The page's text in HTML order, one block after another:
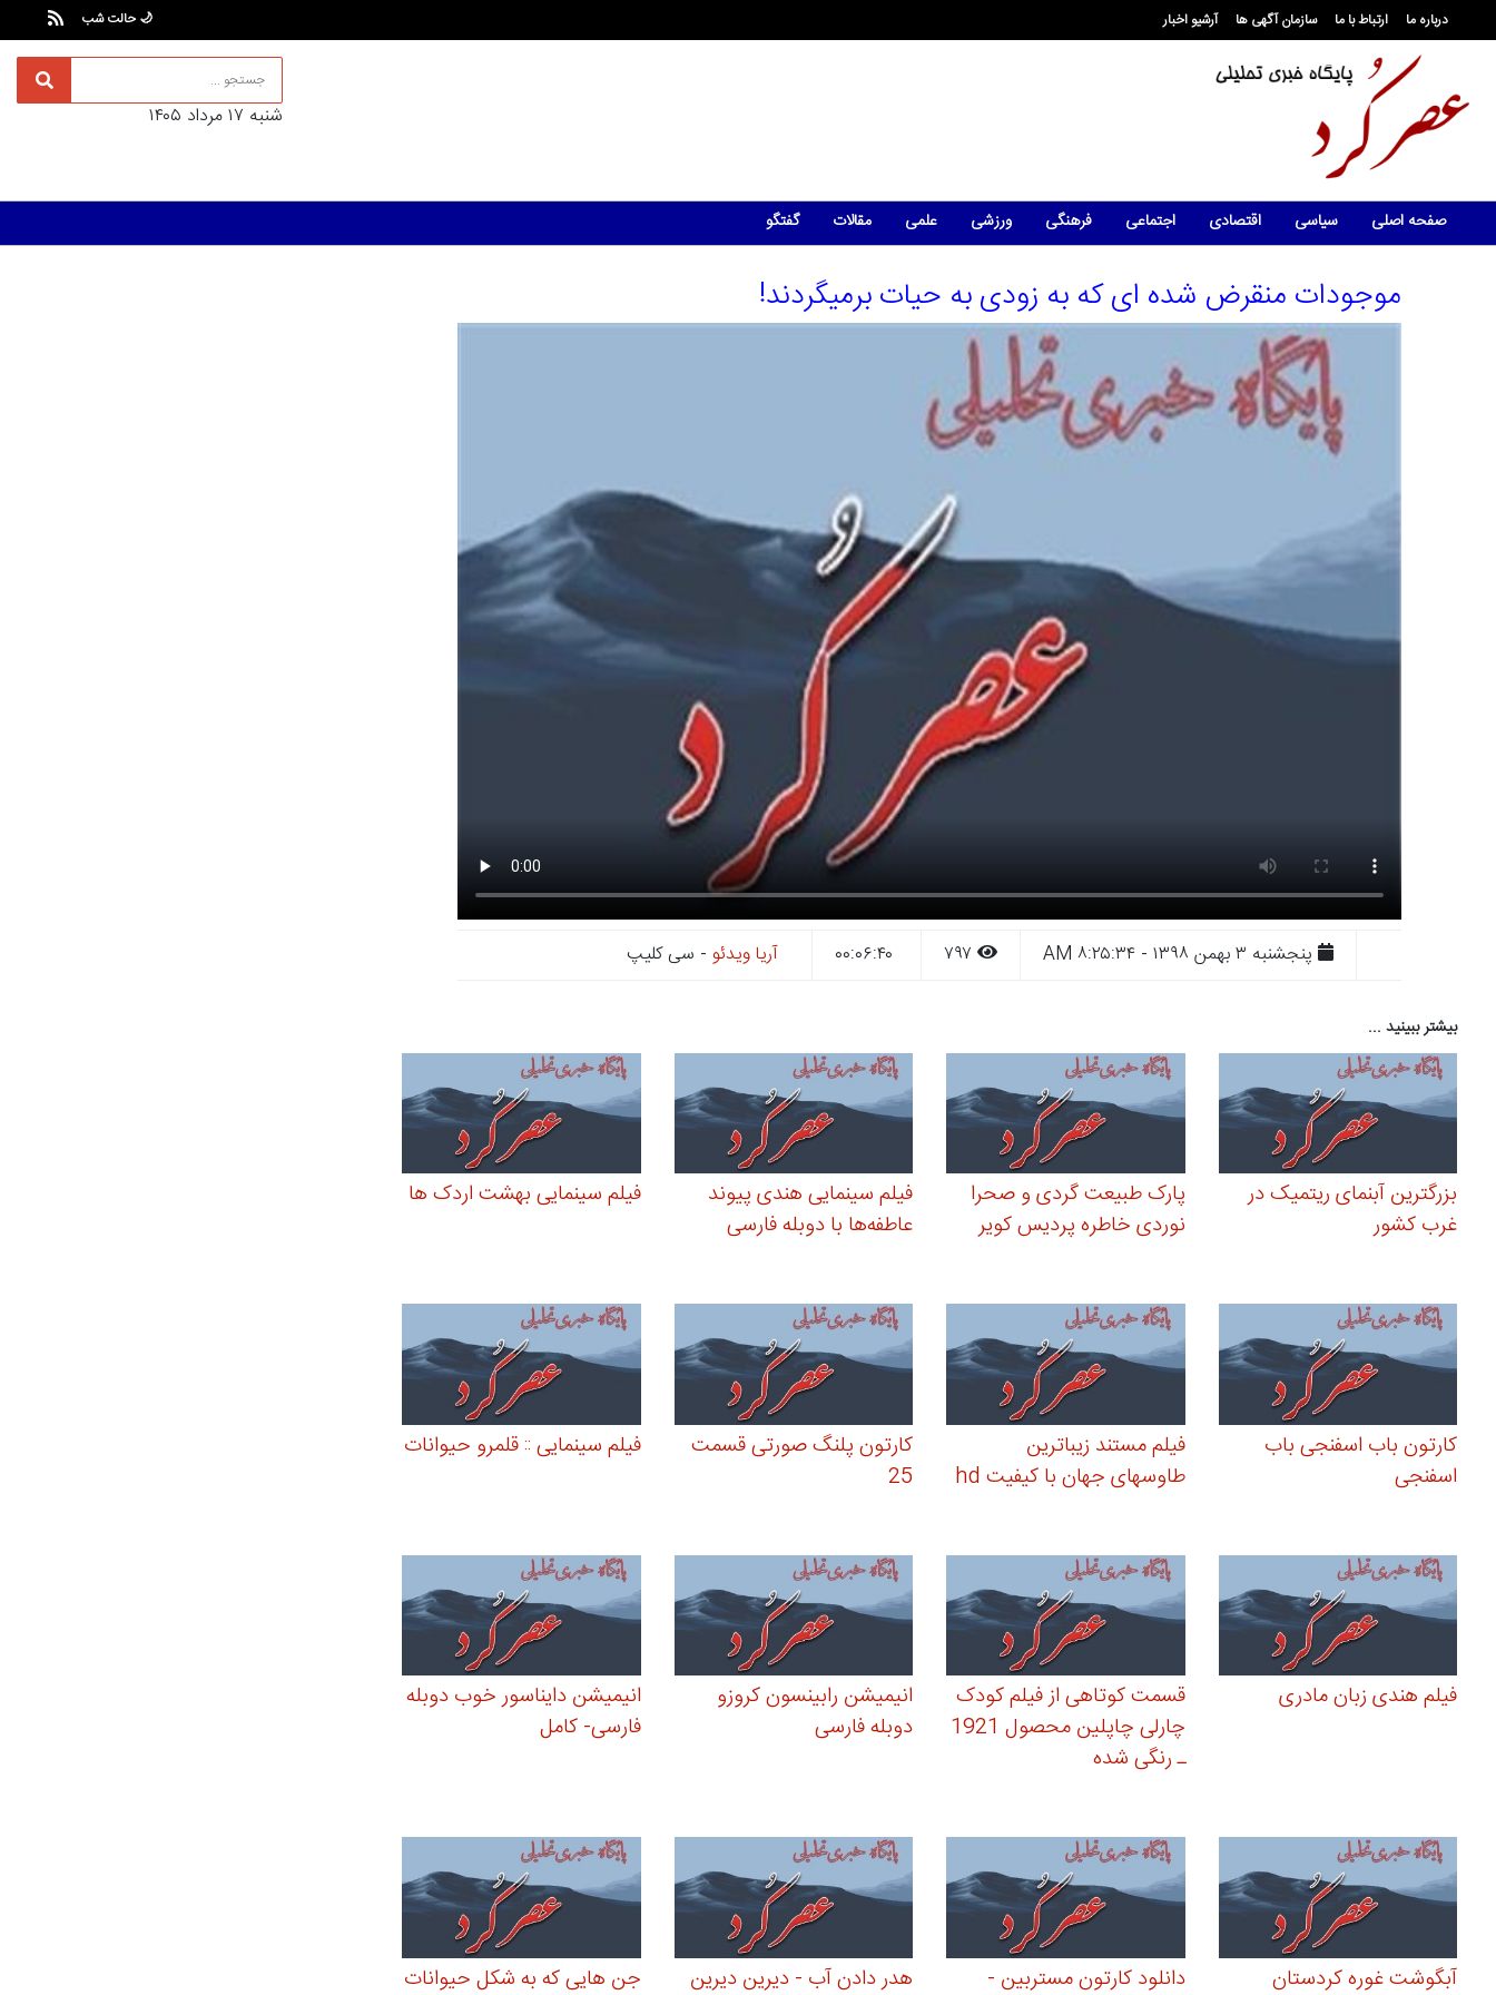
درباره ما ارتباط با ما سازمان آگهی ها آرشیو اخبار 🌙 حالت شب
شنبه ۱۷ مرداد ۱۴۰۵
صفحه اصلی سیاسی اقتصادی اجتماعی فرهنگی ورزشی علمی مقالات گفتگو
موجودات منقرض شده ای که به زودی به حیات برمیگردند!
پنجشنبه ۳ بهمن ۱۳۹۸ - ۸:۲۵:۳۴ AM آریا ویدئو - سی کلیپ
بیشتر ببینید ...
بزرگترین آبنمای ریتمیک در
غرب کشور
پارک طبیعت گردی و صحرا
نوردی خاطره پردیس کویر
فیلم سینمایی هندی پیوند
عاطفه‌ها با دوبله فارسی
فیلم سینمایی بهشت اردک ها
کارتون باب اسفنجی باب
اسفنجی
فیلم مستند زیباترین
طاوسهای جهان با کیفیت hd
کارتون پلنگ صورتی قسمت
25
فیلم سینمایی :: قلمرو حیوانات
فیلم هندی زبان مادری
قسمت کوتاهی از فیلم کودک
چارلی چاپلین محصول 1921
ـ رنگی شده
انیمیشن رابینسون کروزو
دوبله فارسی
انیمیشن دایناسور خوب دوبله
فارسی- کامل
آبگوشت غوره کردستان
دانلود کارتون مستربین -
هدر دادن آب - دیرین دیرین
جن هایی که به شکل حیوانات